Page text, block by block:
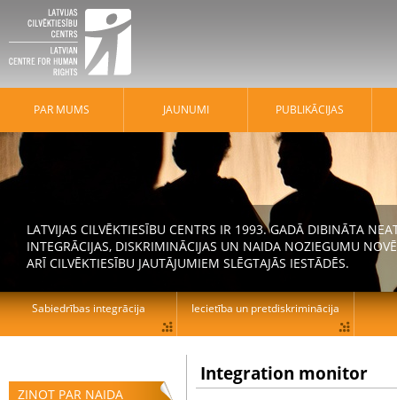
ZIŅOT PAR NAIDA
Integration monitor
PAR MUMS JAUNUMI PUBLIKĀCIJAS
LATVIJAS CILVĒKTIESĪBU CENTRS IR 1993. GADĀ DIBINĀTA
INTEGRĀCIJAS, DISKRIMINĀCIJAS UN NAIDA NOZIEGUMU
ARĪ CILVĒKTIESĪBU JAUTĀJUMIEM SLĒGTAJĀS IESTĀDĒS.
Sabiedrības integrācija Iecietība un pretdiskriminācija